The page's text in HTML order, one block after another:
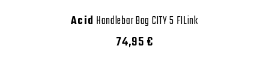
Acid Handlebar Bag CITY 5 FILink
74,95 €